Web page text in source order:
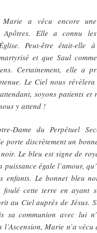
Marie a vécu encore
Apôtres. Elle a connu
Peut-être était-elle
et que Saul
Certainement, elle a
Le Ciel nous
soyons patients et
y attend !
Dame du Perpétuel
porte discrètement un
Le bleu est signe de
puissance égale l’amour,
enfants. Le bonnet bleu
cette terre en ayant
au Ciel auprès de Jésus.
sa communion avec lui
l’Ascension, Marie n’a vécu